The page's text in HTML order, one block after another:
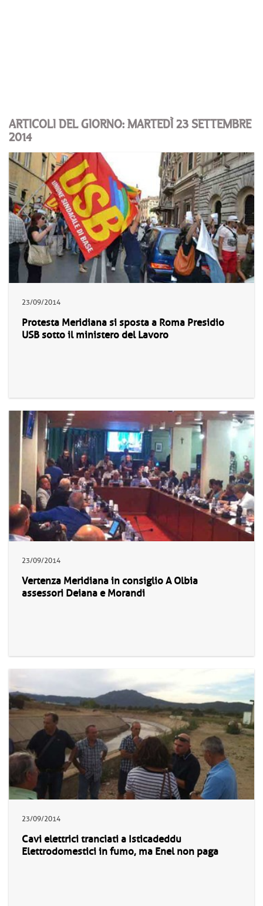
ARTICOLI DEL GIORNO: MARTEDÌ 23 SETTEMBRE
2014
23/09/2014
Protesta Meridiana si sposta a Roma Presidio
USB sotto il ministero del Lavoro
23/09/2014
Vertenza Meridiana in consiglio A Olbia
assessori Deiana e Morandi
23/09/2014
Cavi elettrici tranciati a Isticadeddu
Elettrodomestici in fumo, ma Enel non paga